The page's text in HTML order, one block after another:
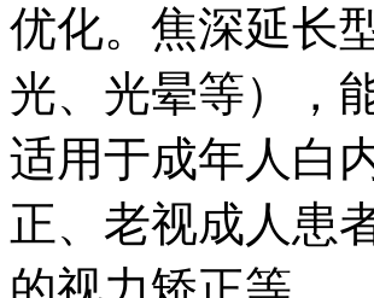
优化。焦深延长
光、光晕等），
适用于成年人白
正、老视成人患